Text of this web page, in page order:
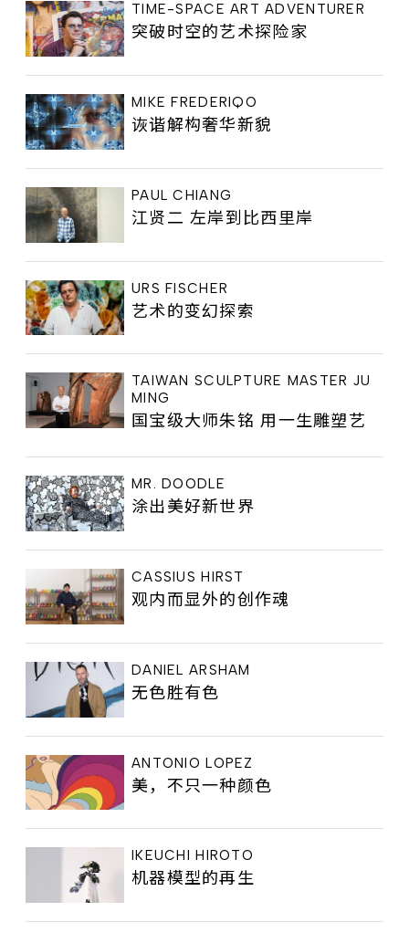
TIME-SPACE ART ADVENTURER
突破时空的艺术探险家
MIKE FREDERIQO
诙谐解构奢华新貌
PAUL CHIANG
江贤二 左岸到比西里岸
URS FISCHER
艺术的变幻探索
TAIWAN SCULPTURE MASTER JU
MING
国宝级大师朱铭 用一生雕塑艺
MR. DOODLE
涂出美好新世界
CASSIUS HIRST
观内而显外的创作魂
DANIEL ARSHAM
无色胜有色
ANTONIO LOPEZ
美，不只一种颜色
IKEUCHI HIROTO
机器模型的再生